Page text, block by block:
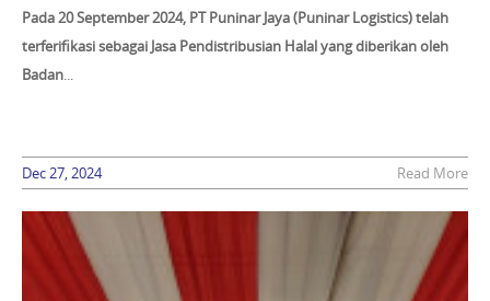
Pada 20 September 2024, PT Puninar Jaya (Puninar Logistics) telah
terferifikasi sebagai Jasa Pendistribusian Halalyang diberikan oleh
Badan...
Dec 27, 2024 Read More